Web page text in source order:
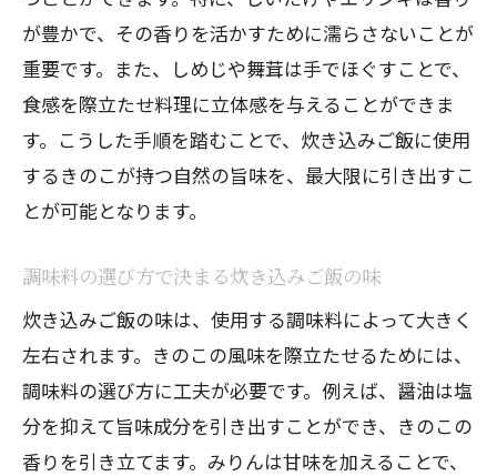
が豊かで、その香りを活かすために濡らさないことが
重要です。また、しめじや舞茸は手でほぐすことで、
食感を際立たせ料理に立体感を与えることができま
す。こうした手順を踏むことで、炊き込みご飯に使用
するきのこが持つ自然の旨味を、最大限に引き出すこ
とが可能となります。
調味料の選び方で決まる炊き込みご飯の味
炊き込みご飯の味は、使用する調味料によって大きく
左右されます。きのこの風味を際立たせるためには、
調味料の選び方に工夫が必要です。例えば、醤油は塩
分を抑えて旨味成分を引き出すことができ、きのこの
香りを引き立てます。みりんは甘味を加えることで、